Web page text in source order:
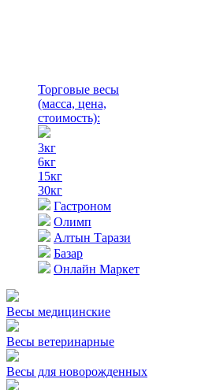
Торговые весы
(масса, цена,
стоимость):
3кг
6кг
15кг
30кг
Гастроном
Олимп
Алтын Тарази
Базар
Онлайн Маркет
Весы медицинские
Весы ветеринарные
Весы для новорожденных